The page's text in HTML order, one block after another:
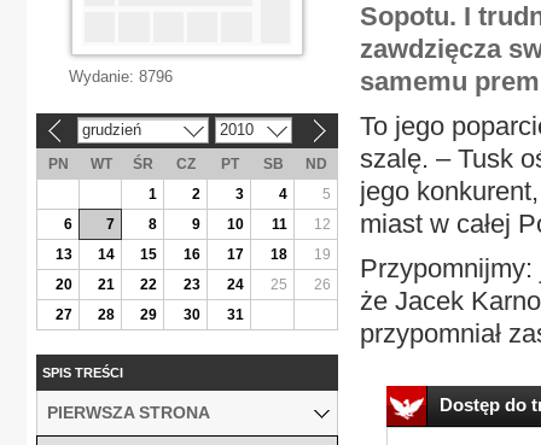
Sopotu. I
zawdzięcza
samemu
To jego
szalę. – Tusk
jego
miast w całej
Przypomnijmy:
że Jacek
przypomniał
Dostęp do
Wydanie: 8796
grudzień 2010
PN WT ŚR CZ PT SB
ND
1
2 3 4
5
6
7 8 9 10 11
12
13
14 15 16 17 18
19
20
21 22 23 24 25
26
27
28 29 30 31
SPIS TREŚCI
PIERWSZA STRONA